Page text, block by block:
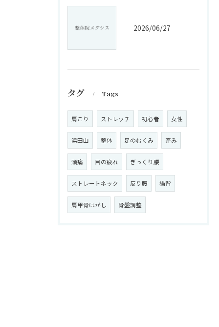
2026/06/27
タグ Tags
肩こり ストレッチ 初心者 女性
浜田山 整体 足のむくみ 歪み
頭痛 目の疲れ ぎっくり腰
ストレートネック 反り腰 猫背
肩甲骨はがし 骨盤調整